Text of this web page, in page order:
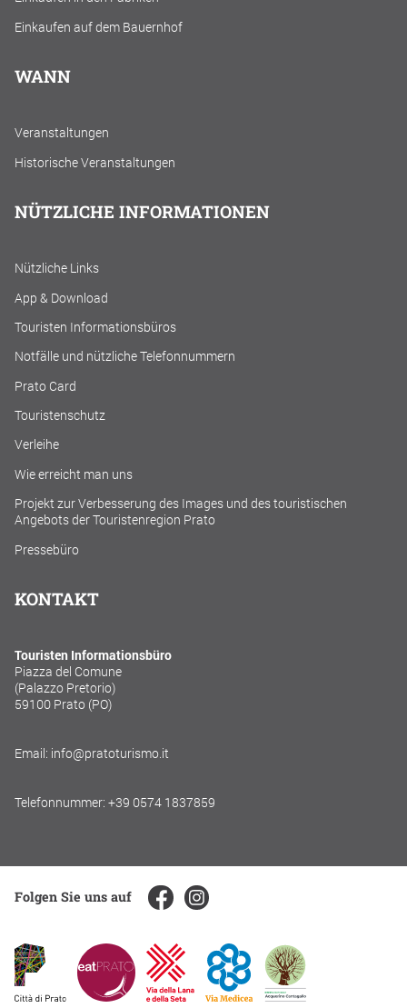
Einkaufen auf dem Bauernhof
WANN
Veranstaltungen
Historische Veranstaltungen
NÜTZLICHE INFORMATIONEN
Nützliche Links
App & Download
Touristen Informationsbüros
Notfälle und nützliche Telefonnummern
Prato Card
Touristenschutz
Verleihe
Wie erreicht man uns
Projekt zur Verbesserung des Images und des touristischen
Angebots der Touristenregion Prato
Pressebüro
KONTAKT
Touristen Informationsbüro
Piazza del Comune
(Palazzo Pretorio)
59100 Prato (PO)
Email: info@pratoturismo.it
Telefonnummer: +39 0574 1837859
Folgen Sie uns auf